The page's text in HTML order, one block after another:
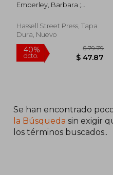
Emberley, Barbara ;
Hassell Street Press, Tapa
Dura, Nuevo
Se han encontrado
la Búsqueda sin exigir
los términos buscados..